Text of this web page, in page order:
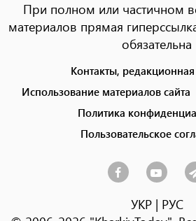
При полном или частичном
материалов прямая
обязательна
menu
Контакты,
Использование материалов сайта
Политика
Пользовательское
УКР| РУС